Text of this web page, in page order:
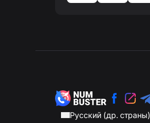
Русский (др. страны)